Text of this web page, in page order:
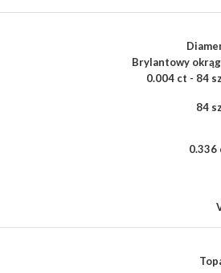
Brylantowy
0.004 ct - 84
84
0.336